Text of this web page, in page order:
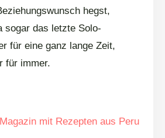
hegst,
sogar das letzte Solo-
für eine ganz lange Zeit,
für immer.
mit Rezepten aus Peru